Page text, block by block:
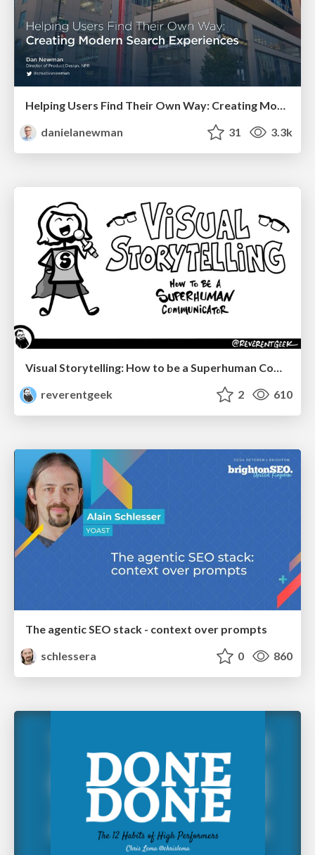
Helping Users Find Their Own Way: Creating Modern Search Experiences
danielanewman
31 3.3k
reverentgeek
2 610
The agentic SEO stack - context over prompts
schlessera
0 860